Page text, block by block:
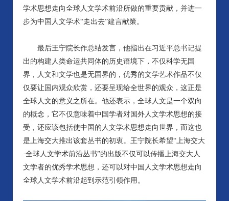
学术思想走向全球人文学术前沿所做的重要贡献，并进一
步为中国人文学术“走出去”建言献策。
最后王宁院长作总结发言，他指出在习近平总书记提
出的构建人类命运共同体的历史语境下，不仅科学无国
界，人文和文学也是无国界的，优秀的文学艺术作品不仅
仅要让国内观众欣赏，还要呈现给全世界的观众，这正是
全球人文的意义之所在。他还表示，全球人文是一个双向
的概念，它不仅意味着中国学者对国外人文学术思想的接
受，还应该包括使中国的人文学术思想走向世界，而这也
是上海交大推出该套丛书的初衷。王宁院长希望“上海交大
·全球人文学术前沿丛书”的出版不仅可以传播上海交大人
文学者的优秀学术思想，还可以对中国人文学术思想走向
全球人文学术前沿起到示范引领作用。